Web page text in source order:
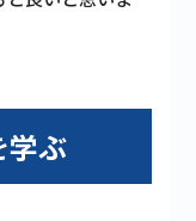
学ぶ